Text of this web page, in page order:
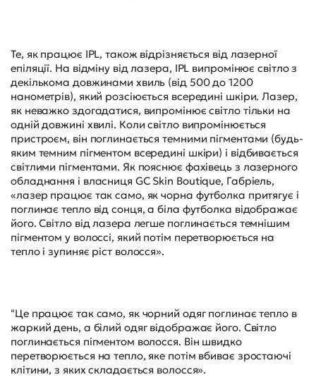
Те, як працює IPL, також відрізняється від лазерної
епіляції. На відміну від лазера, IPL випромінює світло з
декількома довжинами хвиль (від 500 до 1200
нанометрів), який розсіюється всередині шкіри. Лазер,
як неважко здогадатися, випромінює світло тільки на
одній довжині хвилі. Коли світло випромінюється
пристроєм, він поглинається темними пігментами (будь-
яким темним пігментом всередині шкіри) і відбивається
світлими пігментами. Як пояснює фахівець з лазерного
обладнання і власниця GC Skin Boutique, Габріель,
«лазер працює так само, як чорна футболка притягує і
поглинає тепло від сонця, а біла футболка відображає
його. Світло від лазера легше поглинається темнішим
пігментом у волоссі, який потім перетворюється на
тепло і зупиняє ріст волосся».
"Це працює так само, як чорний одяг поглинає тепло в
жаркий день, а білий одяг відображає його. Світло
поглинається пігментом волосся. Він швидко
перетворюється на тепло, яке потім вбиває зростаючі
клітини, з яких складається волосся».